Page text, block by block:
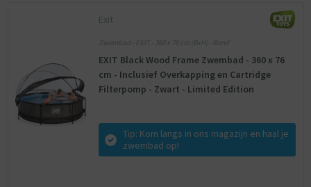
Exit
Zwembad - EXIT - 360 x 76 cm (BxH) - Rond
EXIT Black Wood Frame Zwembad - 360 x 76
cm - Inclusief Overkapping en Cartridge
Filterpomp - Zwart - Limited Edition
Tip: Kom langs in ons magazijn en haal je
zwembad op!